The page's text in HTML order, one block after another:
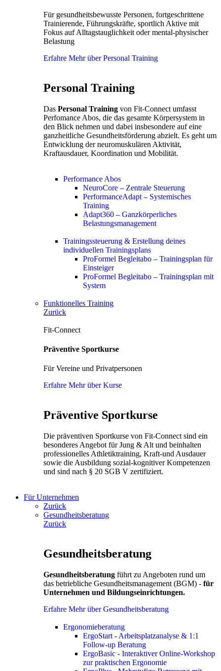
Für gesundheitsbewusste Personen, fortgeschrittene
Trainierende, Führungskräfte, sportlich Aktive mit
Fokus auf Alltagstauglichkeit oder mental-physischer
Belastung
Erfahre Mehr über Personal Training
Personal Training
Das Personal Training von Fit-Connect umfasst
Perfomance Abos, die das gesamte Körpersystem in
den Blick nehmen und dabei insbesondere auf eine
ganzheitliche Gesundheitsförderung abzielt. Es geht um
Entwicklung der neuromuskulären Aktivität,
Kraftausdauer, Koordination und Mobilität.
Performance Abos
NeuroCore – Zentrale Steuerung
PerformanceAdapt – Systemisches
Training
Adapt360 – Ganzkörperliches
Belastungsmanagement
Trainingssteuerung & Erstellung deines
individuellen Trainingsplans
ProFormel Begleitabo – Trainingsplan für
Einsteiger
ProFormel Begleitabo – Trainingsplan mit
System
Funktionelles Training
Zurück
Fit-Connect
Präventive Sportkurse
Für Vereine und Privatpersonen
Erfahre Mehr über Kurse
Präventive Sportkurse
Die präventiven Sportkurse von Fit-Connect sind ein
besonderes Angebot für Jung & Alt und beinhalten
professionelles Athletiktraining, Kraft-und Ausdauer
sowie die Ausbildung sozial-kognitiver Kompetenzen
und sind nach § 20 SGB V zertifiziert.
Für Unternehmen
Zurück
Gesundheitsberatung
Zurück
Gesundheitsberatung
Gesundheitsberatung führt zu Angeboten rund um
das betriebliche Gesundheitsmanagement (BGM) - für
Unternehmen und Bildungseinrichtungen.
Erfahre Mehr über Gesundheitsberatung
Ergonomieberatung
ErgoStart - Arbeitsplatzanalyse & 1:1
Follow-up Beratung
ErgoBasic - Interaktiver Online-Workshop
zur praktischen Ergonomie